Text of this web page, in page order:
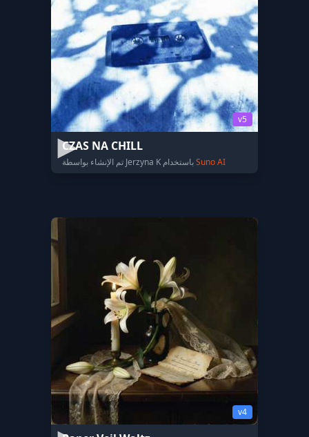
v5
CZAS NA CHILL
Suno AI
v4